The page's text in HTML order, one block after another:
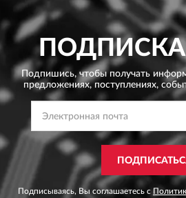
ПОДПИСКА
Подпишись, чтобы получать
предложениях,поступлениях,
Подписываясь, Вы соглашаетесь с